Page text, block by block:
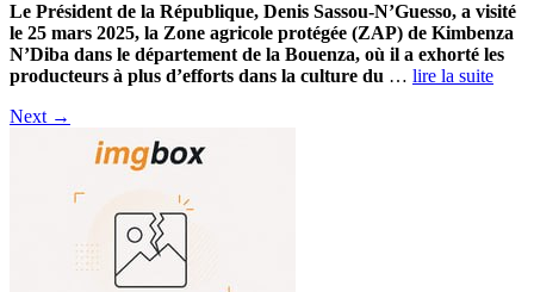
Le Président de la République, Denis Sassou-N’Guesso, a visité
le 25 mars 2025, la Zone agricole protégée (ZAP) de Kimbenza
N’Diba dans le département de la Bouenza, où il a exhorté les
producteurs à plus d’efforts dans la culture du … lire la suite
Next →